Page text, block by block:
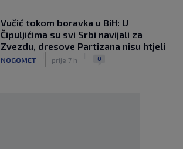
Vučić tokom boravka u BiH: U
Čipuljićima su svi Srbi navijali za
Zvezdu, dresove Partizana nisu htjeli
NOGOMET prije 7 h 0